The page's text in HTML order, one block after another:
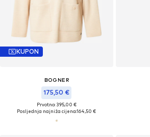
KUPON
BOGNER
175,50 €
Prvotno: 395,00 €
Posljednja najniža cijena:164,50 €